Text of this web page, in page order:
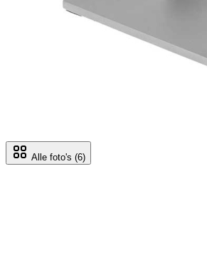
Alle foto's (6)